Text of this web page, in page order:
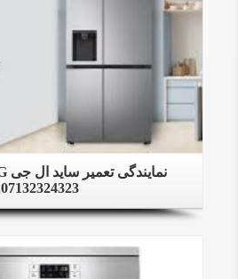
نمایندگی تعمیر ساید ال جی LG در شیراز|
07132324323
Details